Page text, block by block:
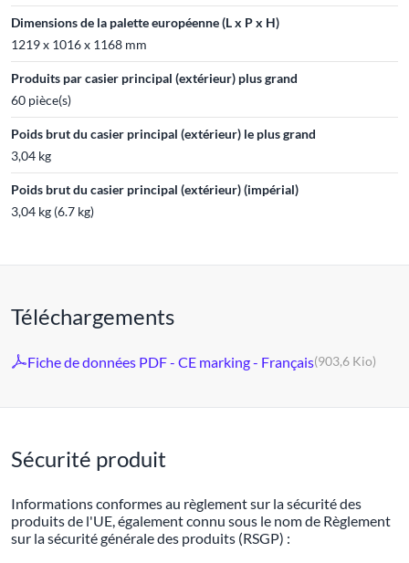
Dimensions de la palette européenne (L x P x H)
1219 x 1016 x 1168 mm
Produits par casier principal (extérieur) plus grand
60 pièce(s)
Poids brut du casier principal (extérieur) le plus grand
3,04 kg
Poids brut du casier principal (extérieur) (impérial)
3,04 kg (6.7 kg)
Téléchargements
Fiche de données PDF - CE marking - Français(903,6 Kio)
Sécurité produit
Informations conformes au règlement sur la sécurité des
produits de l'UE, également connu sous le nom de Règlement
sur la sécurité générale des produits (RSGP) :